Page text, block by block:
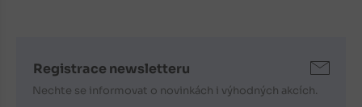
Registrace newsletteru
Nechte se informovat o novinkách i výhodných akcích.